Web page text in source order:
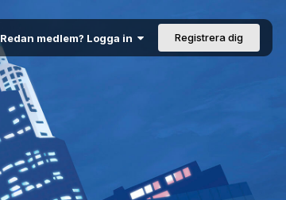
Redan medlem? Logga in Registrera dig